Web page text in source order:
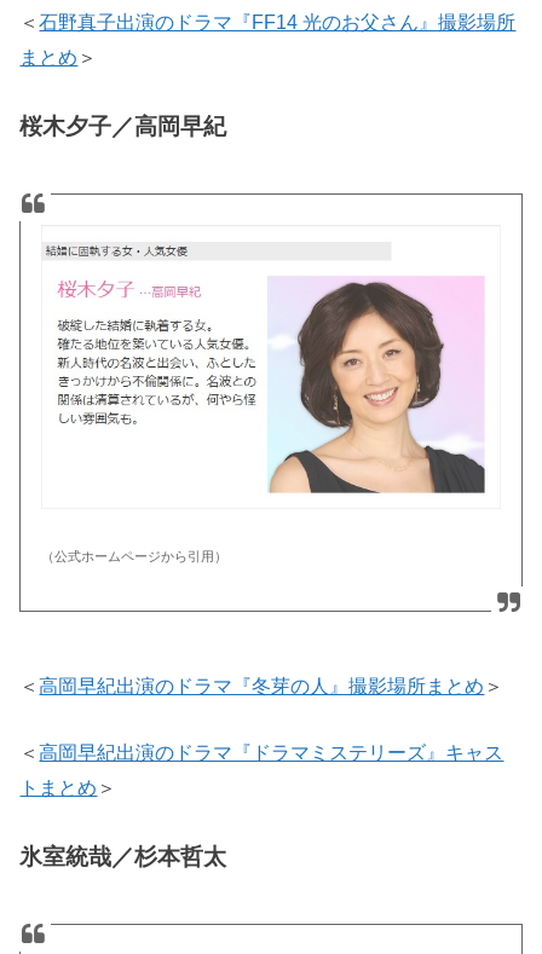
＜石野真子出演のドラマ『FF14 光のお父さん』撮影場所
まとめ ＞
桜木夕子／高岡早紀
（公式ホームページから引用）
＜高岡早紀出演のドラマ『冬芽の人』撮影場所まとめ ＞
＜高岡早紀出演のドラマ『ドラマミステリーズ』キャス
トまとめ ＞
氷室統哉／杉本哲太